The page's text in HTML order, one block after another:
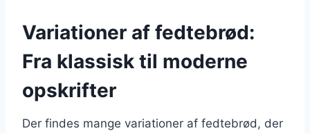
Variationer af fedtebrød:
Fra klassisk til moderne
opskrifter
Der findes mange variationer af fedtebrød, der